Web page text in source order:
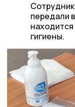
передали
гигиены.